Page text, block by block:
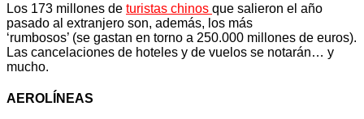
Los 173 millones de turistas chinos que salieron el año
pasado al extranjero son, además, los más
‘rumbosos’ (se gastan en torno a 250.000 millones de euros).
Las cancelaciones de hoteles y de vuelos se notarán… y
mucho.
AEROLÍNEAS